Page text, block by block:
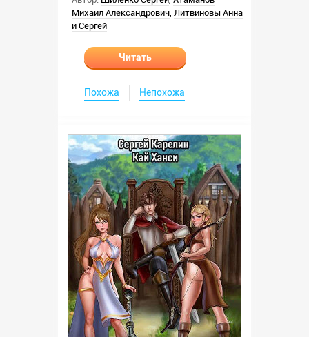
Михаил Александрович, Литвиновы Анна
и Сергей
Читать
Похожа Непохожа